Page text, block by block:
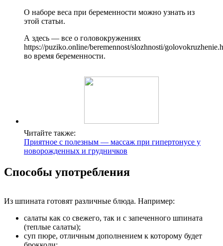
О наборе веса при беременности можно узнать из
этой статьи.
А здесь — все о головокружениях
https://puziko.online/beremennost/slozhnosti/
во время беременности.
Читайте также:
Приятное с полезным — массаж при гипертонусе у
новорожденных и грудничков
Способы употребления
Из шпината готовят различные блюда. Например:
салаты как со свежего, так и с запеченного шпината
(теплые салаты);
суп пюре, отличным дополнением к которому будет